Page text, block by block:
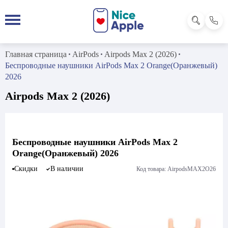
Главная страница AirPods
Airpods Max 2 (2026)
Беспроводные наушники AirPods Max 2 Orange(Оранжевый)
2026
Airpods Max 2 (2026)
Беспроводные наушники AirPods Max 2
Orange(Оранжевый) 2026
Скидки В наличии Код товара: AirpodsMAX2O26